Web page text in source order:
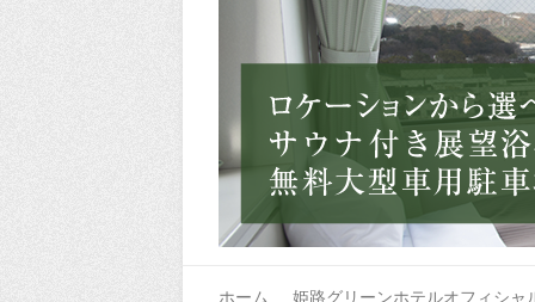
ホーム 姫路グリーンホテルオフィシャ